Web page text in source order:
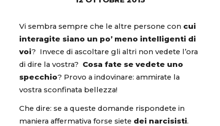
Vi sembra sempre che le altre persone con cui
interagite siano un po’ meno intelligenti di
voi? Invece di ascoltare gli altri non vedete l’ora
di dire la vostra? Cosa fate se vedete uno
specchio? Provo a indovinare: ammirate la
vostra sconfinata bellezza!
Che dire: se a queste domande rispondete in
maniera affermativa forse siete dei narcisisti.